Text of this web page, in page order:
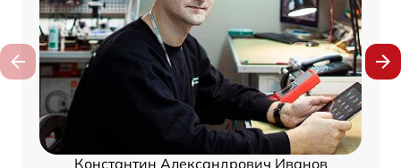
Константин Александрович Иванов